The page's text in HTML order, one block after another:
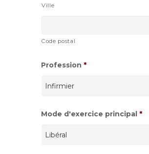
Ville
Code postal
Profession *
Mode d'exercice principal *